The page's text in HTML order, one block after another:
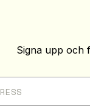
Signa upp och